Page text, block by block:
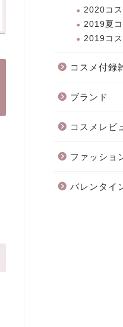
2020コ
2019夏
2019コ
コスメ付録
ブランド
コスメレビ
ファッショ
バレンタイ